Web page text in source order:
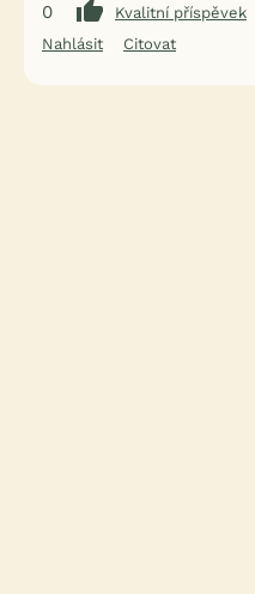
0
Kvalitní příspěvek
Nahlásit
Citovat